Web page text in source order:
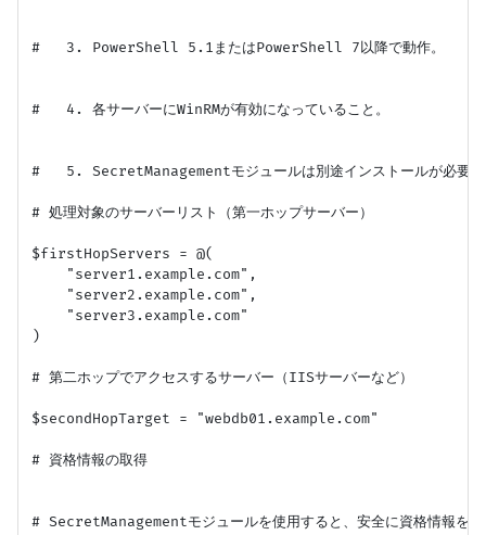
#   3. PowerShell 5.1またはPowerShell 7以降で動作。
#   4. 各サーバーにWinRMが有効になっていること。
#   5. SecretManagementモジュールは別途インストールが
# 処理対象のサーバーリスト（第一ホップサーバー）
$firstHopServers = @(
    "server1.example.com",
    "server2.example.com",
    "server3.example.com"
)
# 第二ホップでアクセスするサーバー（IISサーバーなど）
$secondHopTarget = "webdb01.example.com"
# 資格情報の取得
# SecretManagementモジュールを使用すると、安全に資格情報を管